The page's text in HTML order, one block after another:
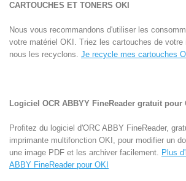
CARTOUCHES ET TONERS OKI
Nous vous recommandons d'utiliser les
votre matériel OKI. Triez les cartouches de votre
nous les recyclons. Je recycle mes cartouches
Logiciel OCR ABBYY FineReader gratuit pour
Profitez du logiciel d'ORC ABBY FineReader,
imprimante multifonction OKI, pour modifier un
une image PDF et les archiver facilement. Plus
ABBY FineReader pour OKI